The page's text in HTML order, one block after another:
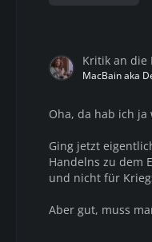
Kritik an die
MacBain aka
Oha, da hab ich ja
Ging jetzt
Handelns zu dem
und nicht für
Aber gut, muss